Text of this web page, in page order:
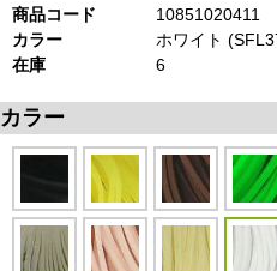
商品コード
10851020411
カラー
ホワイト
在庫
6
カラー